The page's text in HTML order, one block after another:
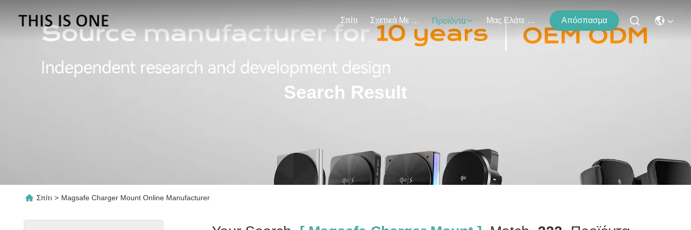
Σπίτι Σχετικά Με Εμάς Προϊόντα Μας Ελάτε Σε Επαφή Με Απόσπασμα
Search Result
Σπίτι > Magsafe Charger Mount Online Manufacturer